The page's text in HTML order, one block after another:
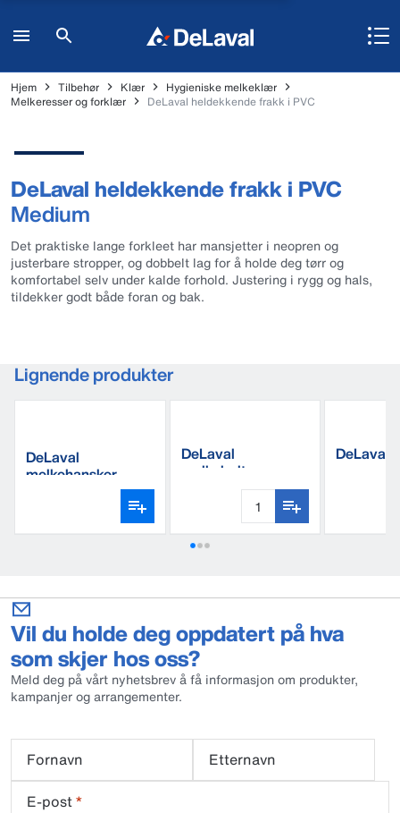
Hjem Tilbehør Klær
Hygieniske melkeklær
Melkeresser og forklær
DeLaval heldekkende frakk i PVC
DeLaval heldekkende frakk i PVC
Medium
Det praktiske lange forkleet har mansjetter i neopren og
justerbare stropper, og dobbelt lag for å holde deg tørr og
komfortabel selv under kalde forhold. Justering i rygg og hals,
tildekker godt både foran og bak.
Lignende produkter
DeLaval
melkehansker,
DeLaval
melkebelte
DeLaval
Vil du holde deg oppdatert på hva
som skjer hos oss?
Meld deg på vårt nyhetsbrev å få informasjon om produkter,
kampanjer og arrangementer.
Fornavn
Etternavn
E-post*